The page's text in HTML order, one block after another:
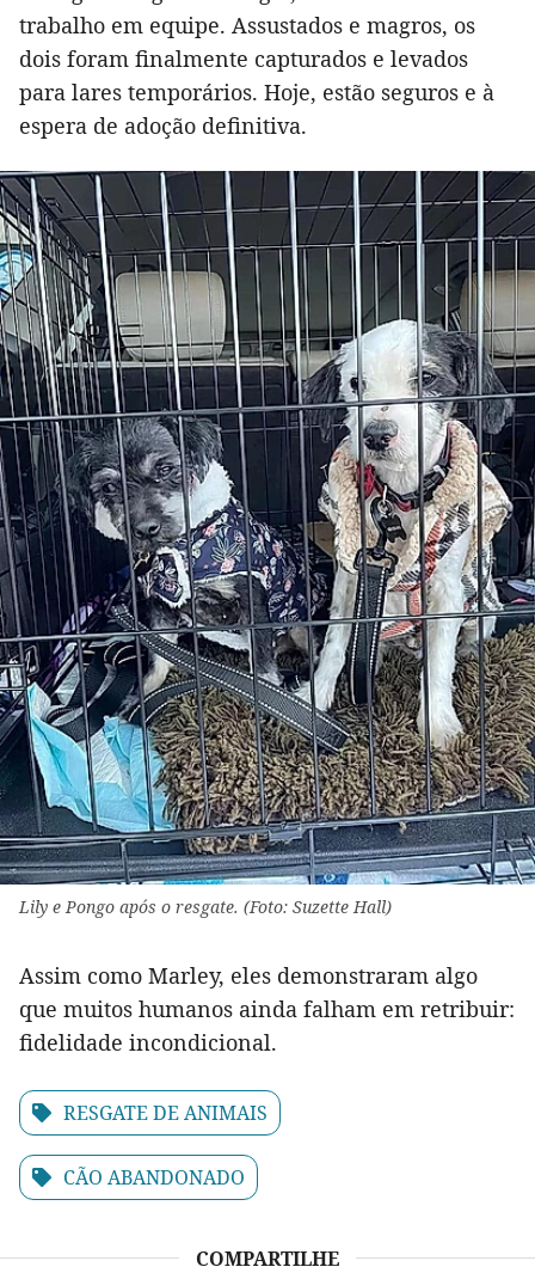
trabalho em equipe. Assustados e magros, os
dois foram finalmente capturados e levados
para lares temporários. Hoje, estão seguros e à
espera de adoção definitiva.
Lily e Pongo após o resgate. (Foto: Suzette Hall)
Assim como Marley, eles demonstraram algo
que muitos humanos ainda falham em retribuir:
fidelidade incondicional.
RESGATE DE ANIMAIS
CÃO ABANDONADO
COMPARTILHE